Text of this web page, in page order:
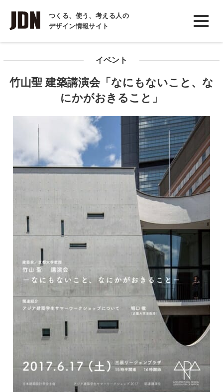
つくる、使う、考える人の
デザイン情報サイト
INTERVIEW
インタビュー
COLUMN
イベント
竹山聖 建築講演会「なにもないこと、な
にかがおきること」